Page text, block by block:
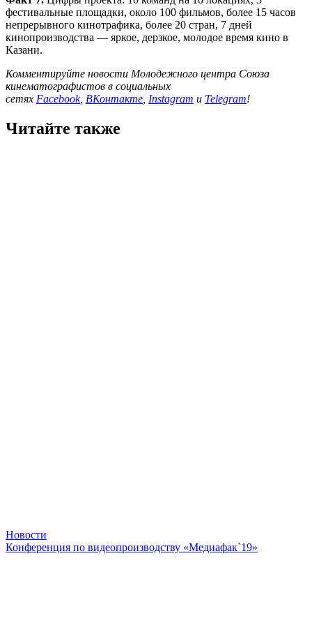
фестивальные площадки, около 100 фильмов, более 15 часов
непрерывного кинотрафика, более 20 стран, 7 дней
кинопроизводства — яркое, дерзкое, молодое время кино в
Казани.
Комментируйте новости Молодежного центра Союза
кинематографистов в социальных
сетях Facebook, ВКонтакте Instagram и Telegram!
Читайте также
Новости
Конференция по видеопроизводству «Медиафак`19»